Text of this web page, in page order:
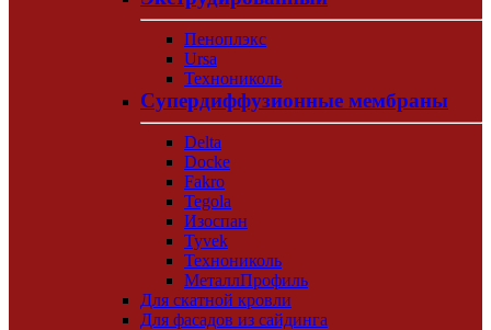
Пеноплэкс
Ursa
Технониколь
Супердиффузионные мембраны
Delta
Docke
Fakro
Tegola
Изоспан
Tyvek
Технониколь
МеталлПрофиль
Для скатной кровли
Для фасадов из сайдинга